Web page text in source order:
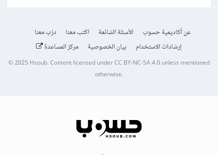
عن أكاديمية حسوب الأسئلة الشائعة اكتب معنا
درّب معنا
إرشادات الاستخدام
بيان الخصوصية مركز المساعدة
© 2025Hsoub.Content licensed underCC BY-NC-SA 4.0unless mentioned
otherwise.